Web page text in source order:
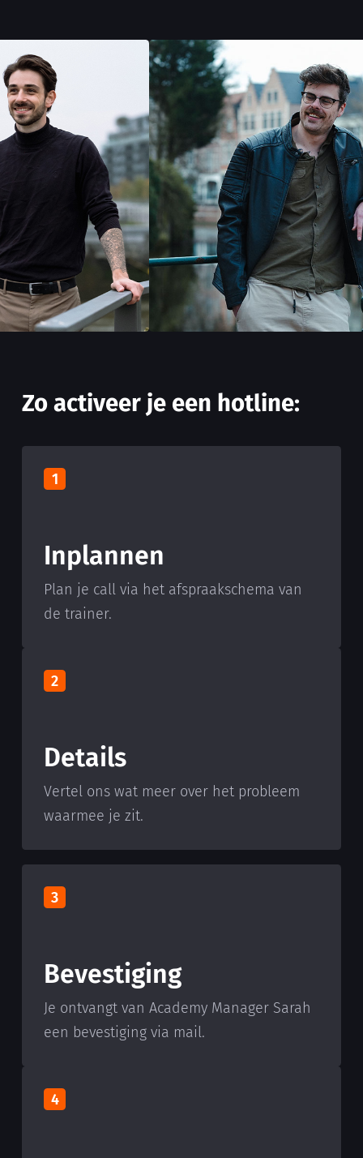
Zo activeer je een hotline:
1
Inplannen
Plan je call via het afspraakschema van
de trainer.
2
Details
Vertel ons wat meer over het probleem
waarmee je zit.
3
Bevestiging
Je ontvangt van Academy Manager Sarah
een bevestiging via mail.
4